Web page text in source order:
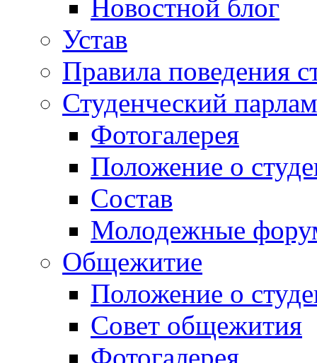
Новостной блог
Устав
Правила поведения
Студенческий
Фотогалерея
Положение о
Состав
Молодежные
Общежитие
Положение о
Совет общежития